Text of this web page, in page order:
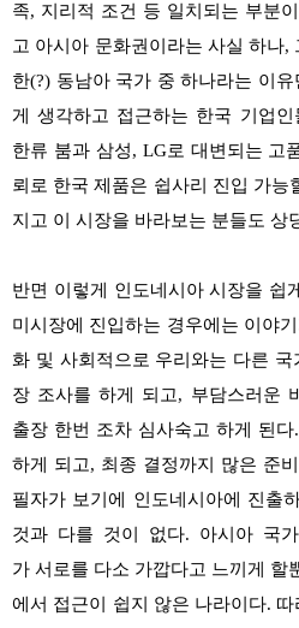
족, 지리적 조건 등 일치되는 부분
고 아시아 문화권이라는 사실 하나,
한(?) 동남아 국가 중 하나라는 이
게 생각하고 접근하는 한국 기업인
한류 붐과 삼성, LG로 대변되는 고
뢰 로 한국 제품은 쉽사리 진입 가능
지고 이 시장을 바라보는 분들도 상
반면 이렇게 인도네시아 시장을 쉽
미시장에 진입하는 경우에는 이야
화 및 사회적으로 우리와는 다른 국
장 조사를 하게 되고, 부담스러운
출장 한번 조차 심사숙고 하게 된
하게 되고, 최종 결정까지 많은 준비
필자가 보기에 인도네시아에 진출
것과 다를 것이 없다. 아시아 국
가서로를 다소 가깝다고 느끼게 할
에서 접근이 쉽지 않은 나라이다. 따